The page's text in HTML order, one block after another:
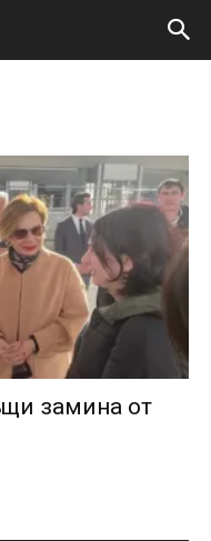
замина от